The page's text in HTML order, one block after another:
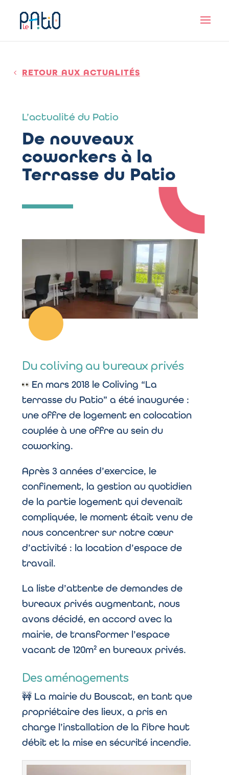
RETOUR AUX ACTUALITÉS
L’actualité du Patio
De nouveaux
coworkers à la
Terrasse du Patio
Du coliving au bureaux privés
En mars 2018 le Coliving “La
terrasse du Patio” a été inaugurée :
une offre de logement en colocation
couplée à une offre au sein du
coworking.
Après 3 années d’exercice, le
confinement, la gestion au quotidien
de la partie logement qui devenait
compliquée, le moment était venu de
nous concentrer sur notre cœur
d’activité : la location d’espace de
travail.
La liste d’attente de demandes de
bureaux privés augmentant, nous
avons décidé, en accord avec la
mairie, de transformer l’espace
vacant de 120m² en bureaux privés.
Des aménagements
🚧 La mairie du Bouscat, en tant que
propriétaire des lieux, a pris en
charge l’installation de la fibre haut
débit et la mise en sécurité incendie.